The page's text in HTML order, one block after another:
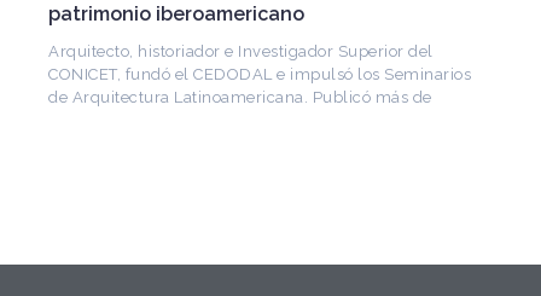
patrimonio iberoamericano
Arquitecto, historiador e Investigador Superior del
CONICET, fundó el CEDODAL e impulsó los Seminarios
de Arquitectura Latinoamericana. Publicó más de